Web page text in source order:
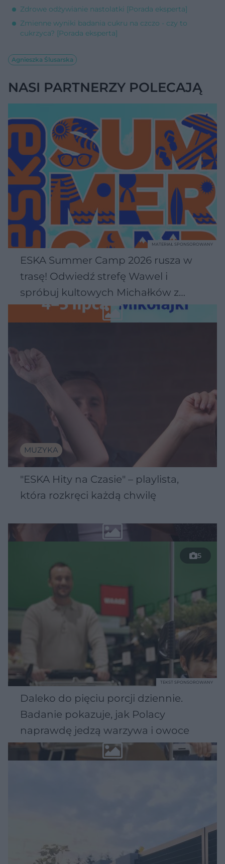
Zdrowe odżywianie nastolatki [Porada eksperta]
Zmienne wyniki badania cukru na czczo - czy to
cukrzyca? [Porada eksperta]
Agnieszka Ślusarska
NASI PARTNERZY POLECAJĄ
ESKA Summer Camp 2026 rusza w
trasę! Odwiedź strefę Wawel i
spróbuj kultowych Michałków z
Wawelu
MATERIAŁ SPONSOROWANY
MUZYKA
"ESKA Hity na Czasie" – playlista,
która rozkręci każdą chwilę
5
Daleko do pięciu porcji dziennie.
Badanie pokazuje, jak Polacy
naprawdę jedzą warzywa i owoce
TEKST SPONSOROWANY